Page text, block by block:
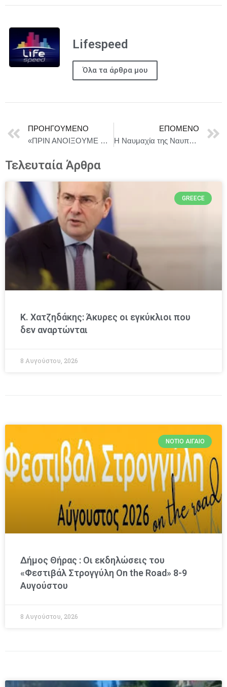
Lifespeed
Όλα τα άρθρα μου
ΠΡΟΗΓΟΎΜΕΝΟ
«ΠΡΙΝ ΑΝΟΙΞΟΥΜΕ ΦΤΕΡΑ» στο Ίδρυμα Μιχάλης Κακογιάννης από 9/10 || Σκηνοθεσία: Άννα Μαρία Παπαχαραλάμπους – Με τον Δημήτρη Καταλειφό
ΕΠΌΜΕΝΟ
Η Ναυμαχία της Ναυπάκτου
Τελευταία Άρθρα
GREECE
Κ. Χατζηδάκης: Άκυρες οι εγκύκλιοι που
δεν αναρτώνται
8 Αυγούστου, 2026
ΝΌΤΙΟ ΑΙΓΑΊΟ
Δήμος Θήρας : Οι εκδηλώσεις του
«Φεστιβάλ Στρογγύλη On the Road» 8-9
Αυγούστου
8 Αυγούστου, 2026